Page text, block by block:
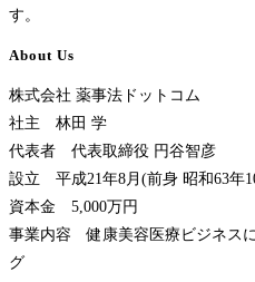
す。
About Us
株式会社 薬事法ドットコム
社主 林田 学
代表者 代表取締役 円谷智彦
設立 平成21年8月(前身 昭和63年
資本金 5,000万円
事業内容 健康美容医療ビジネス
グ